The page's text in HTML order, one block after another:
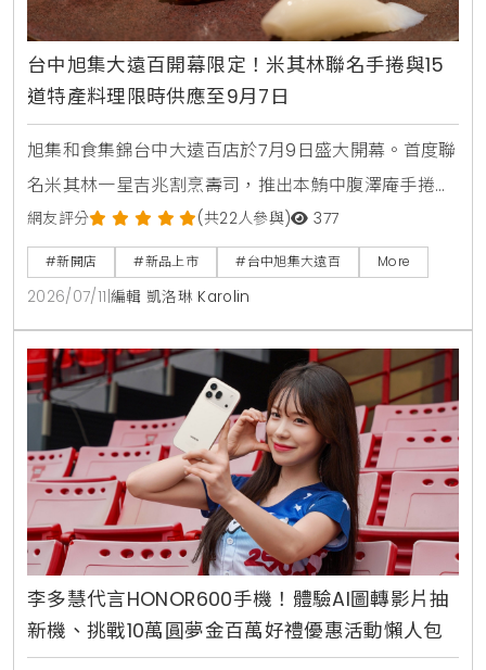
台中旭集大遠百開幕限定！米其林聯名手捲與15
道特產料理限時供應至9月7日
旭集和食集錦台中大遠百店於7月9日盛大開幕。首度聯
名米其林一星吉兆割烹壽司，推出本鮪中腹澤庵手捲與
蟹肉海膽空氣春捲。同步引進日本蜜柑鰤魚與NISSEI霜
淇淋聖代，更將台中在地的麻薏、大甲芋頭、東泉辣椒
醬融入和食料理中，打造15道只供應到9月7日的台中限
定旬味。
網友評分 (共22人參與) 377
#新開店 #新品上市 #台中旭集大遠百 More
2026/07/11 編輯 凱洛琳 Karolin
李多慧代言HONOR600手機！體驗AI圖轉影片抽
新機、挑戰10萬圓夢金百萬好禮優惠活動懶人包